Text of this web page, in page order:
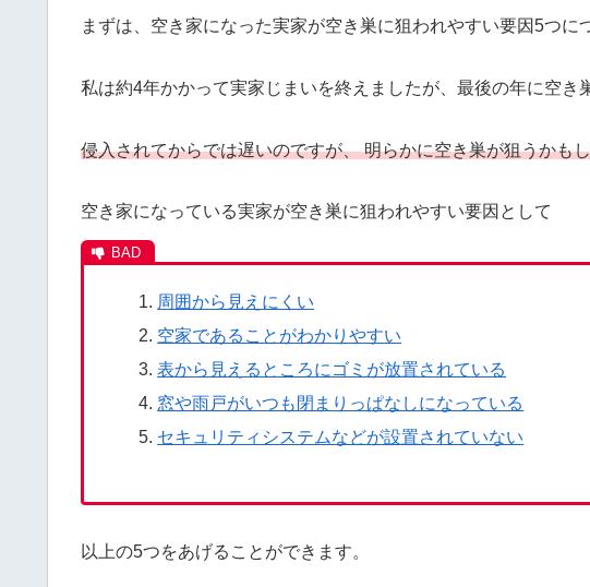
まずは、空き家になった実家が空き巣に狙われやすい要因5つに
私は約4年かかって実家じまいを終えましたが、最後の年に空き
侵入されてからでは遅いのですが、 明らかに空き巣が狙うかも
空き家になっている実家が空き巣に狙われやすい要因として
周囲から見えにくい
空家であることがわかりやすい
表から見えるところにゴミが放置されている
窓や雨戸がいつも閉まりっぱなしになっている
セキュリティシステムなどが設置されていない
以上の5つをあげることができます。